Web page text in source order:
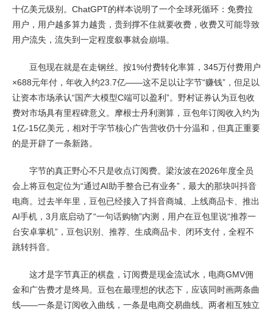
十亿美元级别。ChatGPT的样本说明了一个全球死循环：免费拉
用户，用户越多算力越贵，贵到撑不住就要收费，收费又可能导致
用户流失，流失到一定程度叙事就会崩塌。
豆包现在就是在走钢丝。按1%付费转化率算，345万付费用户
×688元年付，年收入约23.7亿——这不足以让字节“赚钱”，但足以
让资本市场承认“国产大模型C端可以盈利”。野村证券认为豆包收
费对市场具有里程碑意义。摩根士丹利测算，豆包年订阅收入约为
1亿-15亿美元，相对于字节核心广告营收仍十分温和，但真正重要
的是开辟了一条新路。
字节的真正野心不只是收点订阅费。梁汝波在2026年度全员
会上将豆包定位为“通过AI助手整合已有业务”，最大的那块叫抖音
电商。过去半年里，豆包已经接入了抖音商城、上线商品卡、推出
AI手机，3月底启动了“一句话购物”内测，用户在豆包里说“推荐一
台安卓掌机”，豆包识别、推荐、生成商品卡、闭环支付，全程不
跳转抖音。
这才是字节真正的棋盘，订阅费是现金流试水，电商GMV佣
金和广告费才是终局。豆包在最理想的状态下，应该同时画两条曲
线——一条是订阅收入曲线，一条是电商交易曲线。两者相互独立